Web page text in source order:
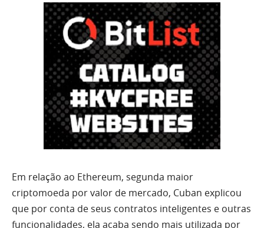
Em relação ao Ethereum, segunda maior
criptomoeda por valor de mercado, Cuban explicou
que por conta de seus contratos inteligentes e outras
funcionalidades, ela acaba sendo mais utilizada por